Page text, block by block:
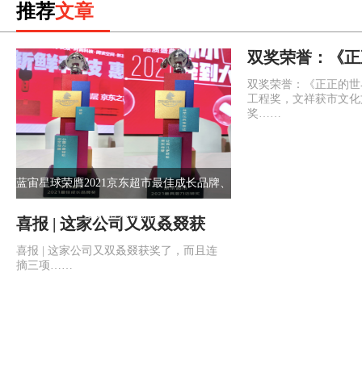
推荐文章
蓝宙星球荣膺2021京东超市最佳成长品牌、
最具潜力店铺奖
双奖荣誉：《
获市五个一工
市文化文艺新
双奖荣誉：《正正的
工程奖，文祥获市文
奖……
喜报 | 这家公司又双叒叕获
奖了，而且连摘三项
喜报 | 这家公司又双叒叕获奖了，而且连
摘三项……